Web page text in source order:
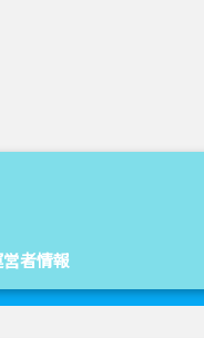
営者情報